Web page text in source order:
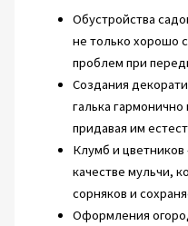
Обустройства
не только хорошо
проблем при
Создания
галька
придавая им
Клумб и
качестве мульчи,
сорняков и
Оформления